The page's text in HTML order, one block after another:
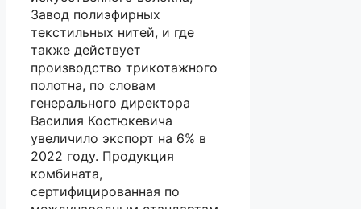
Завод полиэфирных
текстильных нитей, и где
также действует
производство трикотажного
полотна, по словам
генерального директора
Василия Костюкевича
увеличило экспорт на 6% в
2022 году. Продукция
комбината,
сертифицированная по